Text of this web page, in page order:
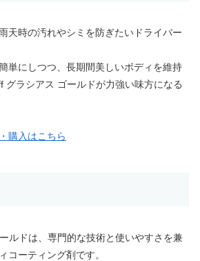
天時の汚れやシミを防ぎたいドライバー
単にしつつ、長期間美しいボディを維持
グラシアス ゴールドが力強い味方になる
購入はこちら
ルドは、専門的な技術と使いやすさを兼
コーティング剤です。